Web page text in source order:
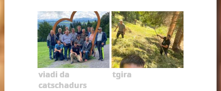
viadi da
catschadurs
tgira